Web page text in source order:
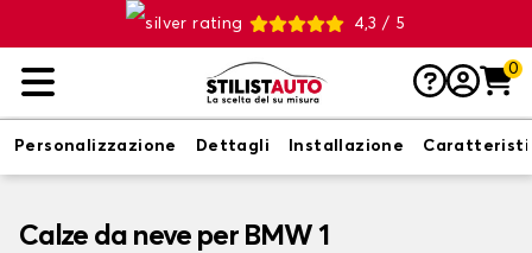
4,3 / 5
0
Personalizzazione Dettagli Installazione
Calze da neve per BMW 1